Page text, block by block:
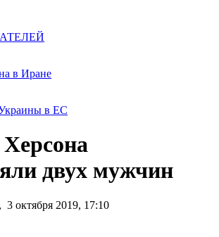
в Иране
в ЕС
двух мужчин
3 октября 2019, 17:10